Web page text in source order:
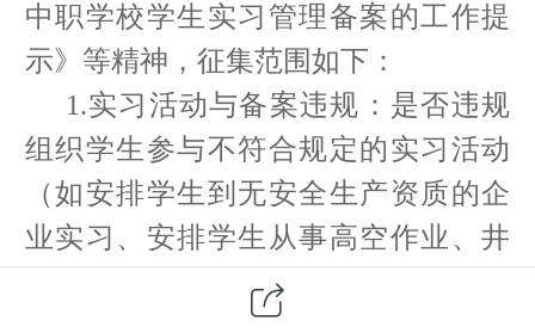
中职学校学生实习管理备案的工作提
示》等精神，征集范围如下：
1.实习活动与备案违规：是否违规
组织学生参与不符合规定的实习活动
（如安排学生到无安全生产资质的企
业实习、安排学生从事高空作业、井
下作业、放射性等超出学生认知和能
力范围的高危岗位实习、安排学生参